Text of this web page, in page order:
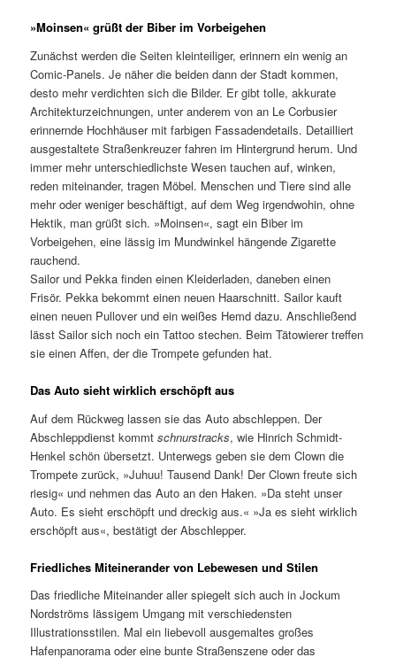
»Moinsen« grüßt der Biber im Vorbeigehen
Zunächst werden die Seiten kleinteiliger, erinnern ein wenig an
Comic-Panels. Je näher die beiden dann der Stadt kommen,
desto mehr verdichten sich die Bilder. Er gibt tolle, akkurate
Architekturzeichnungen, unter anderem von an Le Corbusier
erinnernde Hochhäuser mit farbigen Fassadendetails. Detailliert
ausgestaltete Straßenkreuzer fahren im Hintergrund herum. Und
immer mehr unterschiedlichste Wesen tauchen auf, winken,
reden miteinander, tragen Möbel. Menschen und Tiere sind alle
mehr oder weniger beschäftigt, auf dem Weg irgendwohin, ohne
Hektik, man grüßt sich. »Moinsen«, sagt ein Biber im
Vorbeigehen, eine lässig im Mundwinkel hängende Zigarette
rauchend.
Sailor und Pekka finden einen Kleiderladen, daneben einen
Frisör. Pekka bekommt einen neuen Haarschnitt. Sailor kauft
einen neuen Pullover und ein weißes Hemd dazu. Anschließend
lässt Sailor sich noch ein Tattoo stechen. Beim Tätowierer treffen
sie einen Affen, der die Trompete gefunden hat.
Das Auto sieht wirklich erschöpft aus
Auf dem Rückweg lassen sie das Auto abschleppen. Der
Abschleppdienst kommtschnurstracks, wie Hinrich Schmidt-
Henkel schön übersetzt. Unterwegs geben sie dem Clown die
Trompete zurück, »Juhuu! Tausend Dank! Der Clown freute sich
riesig« und nehmen das Auto an den Haken. »Da steht unser
Auto. Es sieht erschöpft und dreckig aus.« »Ja es sieht wirklich
erschöpft aus«, bestätigt der Abschlepper.
Friedliches Miteinerander von Lebewesen und Stilen
Das friedliche Miteinander aller spiegelt sich auch in Jockum
Nordströms lässigem Umgang mit verschiedensten
Illustrationsstilen. Mal ein liebevoll ausgemaltes großes
Hafenpanorama oder eine bunte Straßenszene oder das